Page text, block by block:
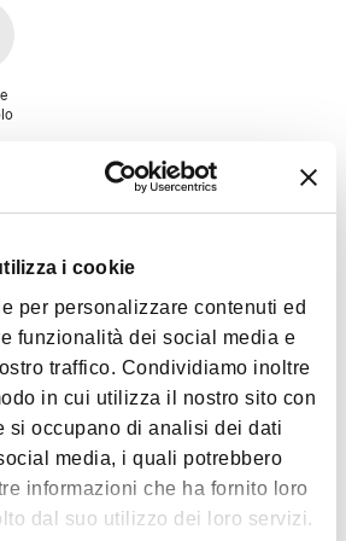
i cookie
per personalizzare contenuti ed
funzionalità dei social media e
traffico. Condividiamo inoltre
in cui utilizza il nostro sito con
si occupano di analisi dei dati
media, i quali potrebbero
informazioni che ha fornito loro
dal suo utilizzo dei loro servizi.
di prosa e di rivista, insieme
ad animarne il
che è e resta, ancora oggi, il
teatrale da 999 posti, di cui 475
ordini di palchi conserva intatto
novecentesco che sormonta il
lampadario centrale.
e più vivaci a livello
costruito il proprio prestigio
ai più importanti nomi del
fra tutti il Premio Nobel Dario
anni, aveva scelto il Duse per